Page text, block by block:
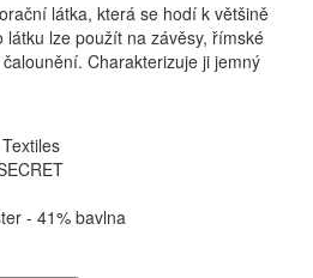
látka, která se hodí k většině
látku lze použít na závěsy, římské
Charakterizuje ji jemný
- 41% bavlna